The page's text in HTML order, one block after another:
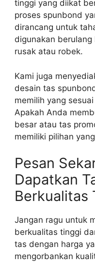
tinggi yang diikat
proses spunbond
dirancang untuk
digunakan
rusak atau robek.
Kami juga
desain tas
memilih yang
Apakah Anda
besar atau tas
memiliki pilihan
Pesan
Dapatkan
Berkualitas
Jangan ragu untuk
berkualitas tinggi
tas dengan harga
mengorbankan